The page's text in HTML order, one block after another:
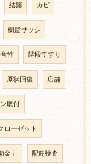
結露 カビ
樹脂サッシ
性 階段てすり
原状回復 店舗
取付
ローゼット
」 配筋検査